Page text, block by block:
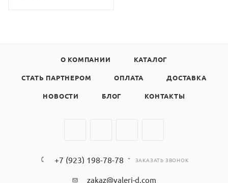
О КОМПАНИИ КАТАЛОГ
СТАТЬ ПАРТНЕРОМ ОПЛАТА ДОСТАВКА
НОВОСТИ БЛОГ КОНТАКТЫ
+7 (923) 198-78-78 ЗАКАЗАТЬ ЗВОНОК
zakaz@valeri-d.com